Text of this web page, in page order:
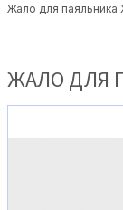
Жало для паяльника
ЖАЛО ДЛЯ